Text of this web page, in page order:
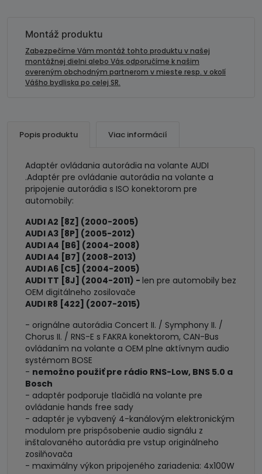
volante
AUDI
aktivnym
audio
systémom
Montáž produktu
Zabezpečíme Vám montáž tohto produktu v našej
montážnej dielni alebo Vás odporučíme k našim
overeným obchodným partnerom v mieste resp. v okolí
Vášho bydliska po celej SR.
Popis produktu Viac informácií
Adaptér ovládania autorádia na volante AUDI
.Adaptér pre ovládanie autorádia na volante a
pripojenie autorádia s ISO konektorom pre
automobily:
AUDI A2 [8Z] (2000-2005)
AUDI A3 [8P] (2005-2012)
AUDI A4 [B6] (2004-2008)
AUDI A4 [B7] (2008-2013)
AUDI A6 [C5] (2004-2005)
AUDI TT [8J] (2004-2011) - len pre automobily bez
OEM digitálneho zosilovače
AUDI R8 [422] (2007-2015)
- orignálne autorádia Concert II. / Symphony II. /
Chorus II. / RNS-E s FAKRA konektorom, CAN-Bus
ovládaním na volante a OEM plne aktívnym audio
systémom BOSE
- nemožno použiť pre rádio RNS-Low, BNS 5.0 a
Bosch
- adaptér podporuje tlačidlá na volante pre
ovládanie hands free sady
- adaptér je vybavený 4-kanálovým elektronickým
modulom pre prispôsobenie audio signálu z
inštalovaného autorádia pre vstup originálneho
zosilňovača
- maximálny výkon pripojeného zariadenia: 4x100W